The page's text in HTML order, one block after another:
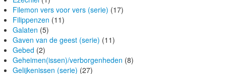
Filemon vers voor vers (serie) (17)
Filippenzen (11)
Galaten (5)
Gaven van de geest (serie) (11)
Gebed (2)
Geheimen(issen)/verborgenheden (8)
Gelijkenissen (serie) (27)